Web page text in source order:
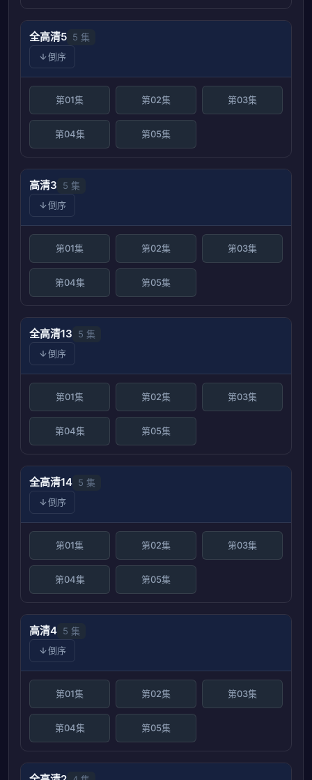
全高清5 5 集
倒序
第01集 第02集 第03集
第04集 第05集
高清3
5 集
倒序
第01集 第02集 第03集
第04集 第05集
全高清13
5 集
倒序
第01集 第02集 第03集
第04集 第05集
全高清14 5 集
倒序
第01集 第02集 第03集
第04集 第05集
高清4 5 集
倒序
第01集 第02集 第03集
第04集 第05集